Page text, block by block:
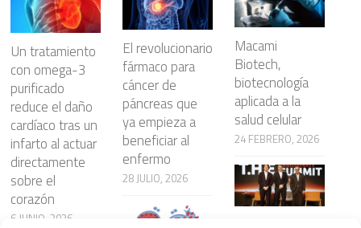
Un tratamiento
con omega-3
purificado
reduce el daño
cardíaco tras un
infarto al actuar
directamente
sobre el
corazón
6 JUNIO, 2026
El revolucionario
fármaco para
cáncer de
páncreas que
ya empieza a
beneficiar al
enfermo
28 JULIO, 2026
Macami
Biotech,
biotecnología
aplicada a la
salud celular
24 FEBRERO, 2026